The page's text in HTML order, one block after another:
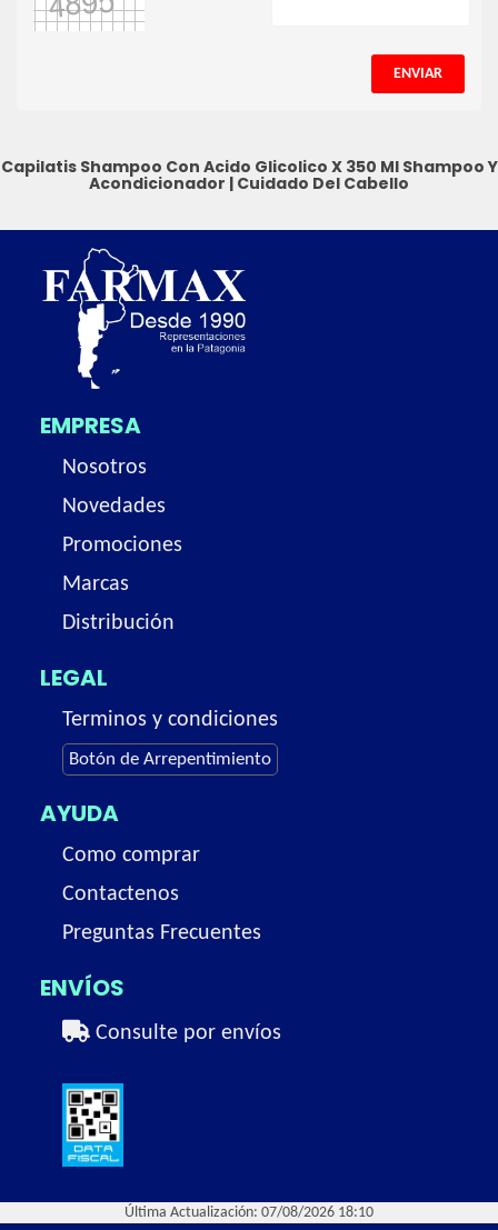
ENVIAR
Capilatis Shampoo Con Acido Glicolico X 350 Ml Shampoo Y
Acondicionador | Cuidado Del Cabello
EMPRESA
Nosotros
Novedades
Promociones
Marcas
Distribución
LEGAL
Terminos y condiciones
Botón de Arrepentimiento
AYUDA
Como comprar
Contactenos
Preguntas Frecuentes
ENVÍOS
Consulte por envíos
Última Actualización: 07/08/2026 18:10